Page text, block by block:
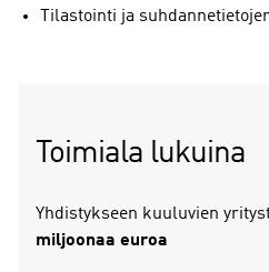
Tilastointi ja
Toimiala lukuina
Yhdistykseen kuuluvien
miljoonaa euroa